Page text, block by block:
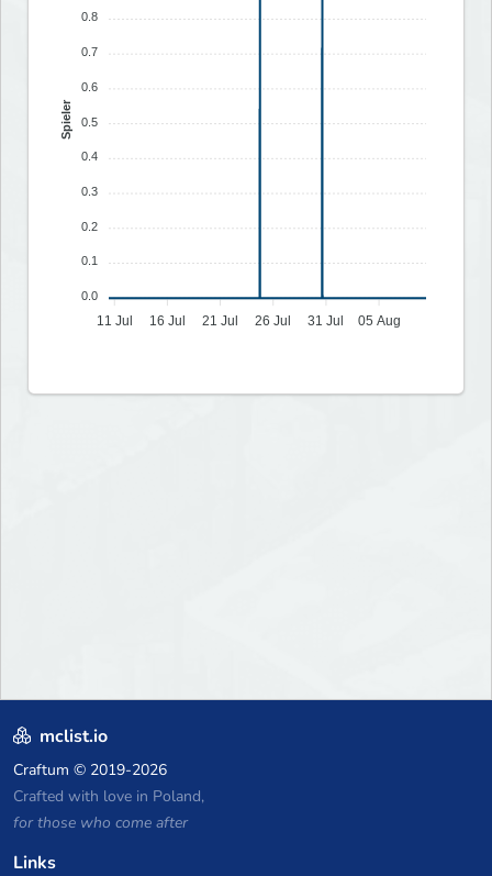
0.8
0.7
0.6
0.5
0.4
0.3
0.2
0.1
0.0
Spieler
11 Jul 16 Jul 21 Jul 26 Jul 31 Jul 05 Aug
mclist.io
Craftum © 2019-2026
Crafted with love in Poland,
for those who come after
Links